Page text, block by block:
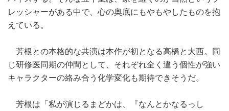
レッシャーがある中で、心の奥底にもやもやしたものを抱
えている。
芳根との本格的な共演は本作が初となる高橋と大西。同
じ研修医同期の仲間として、それぞれ全く違う個性が強い
キャラクターの絡み合う化学変化も期待できそうだ。
芳根は「私が演じるまどかは、『なんとかなるっし